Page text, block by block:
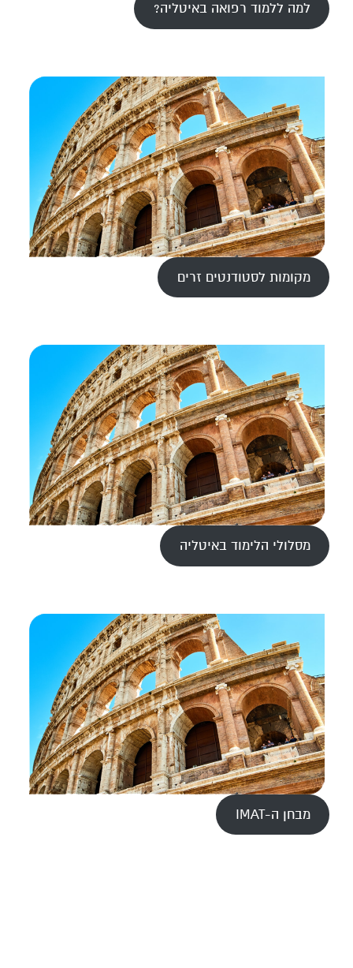
למה ללמוד רפואה באיטליה?
מקומות לסטודנטים זרים
מסלולי הלימוד באיטליה
מבחן ה-IMAT